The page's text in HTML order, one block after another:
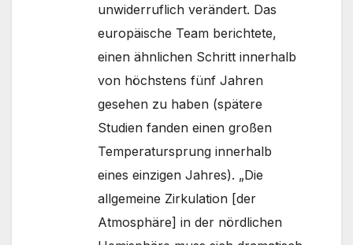
unwiderruflich verändert. Das
europäische Team berichtete,
einen ähnlichen Schritt innerhalb
von höchstens fünf Jahren
gesehen zu haben (spätere
Studien fanden einen großen
Temperatursprung innerhalb
eines einzigen Jahres). „Die
allgemeine Zirkulation [der
Atmosphäre] in der nördlichen